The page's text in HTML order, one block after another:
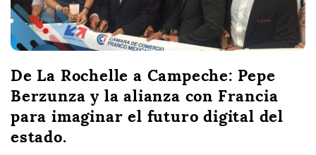
De La Rochelle a Campeche: Pepe
Berzunza y la alianza con Francia
para imaginar el futuro digital del
estado.